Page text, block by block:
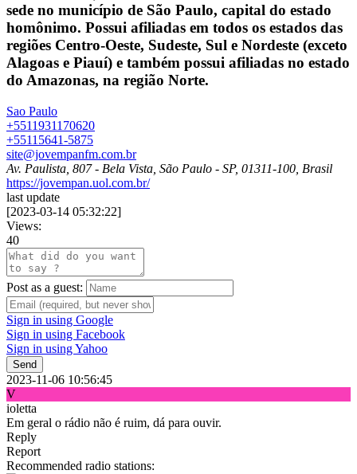
sede no município de São Paulo, capital do estado
homônimo. Possui afiliadas em todos os estados das
regiões Centro-Oeste, Sudeste, Sul e Nordeste (exceto
Alagoas e Piauí) e também possui afiliadas no estado
do Amazonas, na região Norte.
Sao Paulo
+5511931170620
+55115641-5875
site@jovempanfm.com.br
Av. Paulista, 807 - Bela Vista, São Paulo - SP, 01311-100, Brasil
https://jovempan.uol.com.br/
last update
[2023-03-14 05:32:22]
Views:
40
Post as a guest:
Sign in using Google
Sign in using Facebook
Sign in using Yahoo
Send
2023-11-06 10:56:45
V
ioletta
Em geral o rádio não é ruim, dá para ouvir.
Reply
Report
Recommended radio stations: